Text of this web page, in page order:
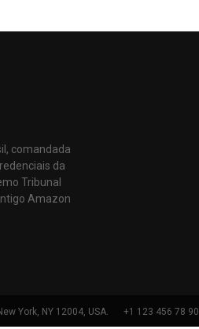
comandada
da
Tribunal
Amazon
York, NY 12004, USA. +1 123 456 78 90